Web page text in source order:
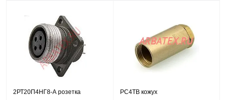
2РТ20П4НГ8-А розетка РС4ТВ кожух